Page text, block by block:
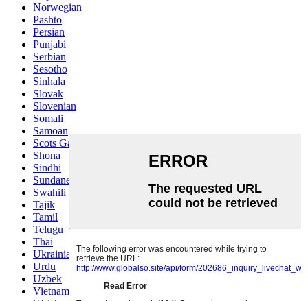
Norwegian
Pashto
Persian
Punjabi
Serbian
Sesotho
Sinhala
Slovak
Slovenian
Somali
Samoan
Scots Gaelic
Shona
Sindhi
Sundanese
Swahili
Tajik
Tamil
Telugu
Thai
Ukrainian
Urdu
Uzbek
Vietnamese